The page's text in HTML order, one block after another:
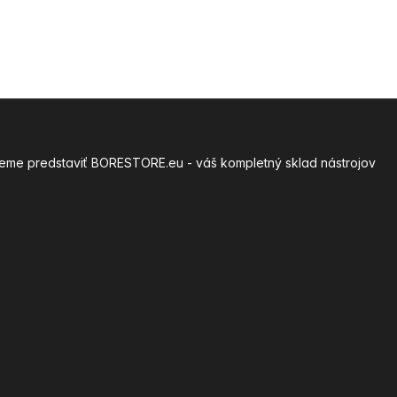
predstaviť BORESTORE.eu - váš kompletný sklad nástrojov